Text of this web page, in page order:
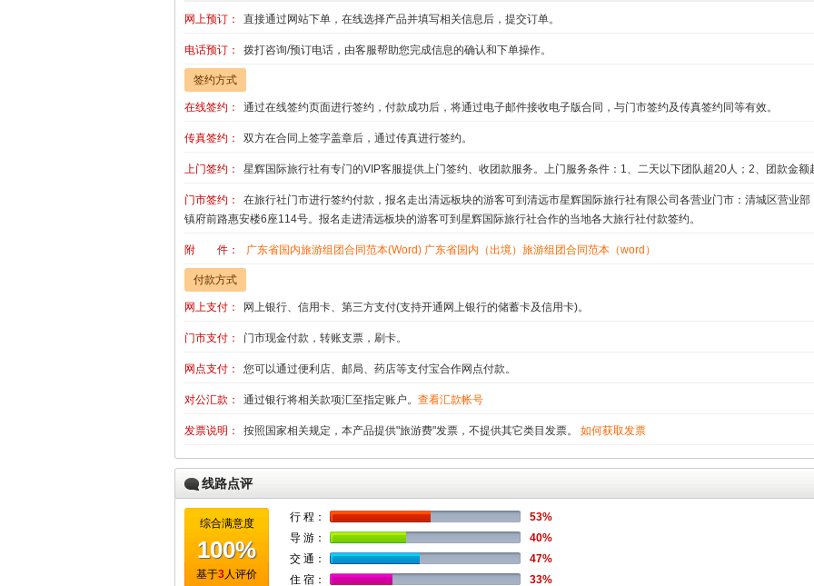
网上预订： 直接通过网站下单，在线选择产品并填写相关信息后，提交订单。
电话预订： 拨打咨询/预订电话，由客服帮助您完成信息的确认和下单操作。
签约方式
在线签约： 通过在线签约页面进行签约，付款成功后，将通过电子邮件接收电子版合同，与门市签约及传真签约同等有效。
传真签约： 双方在合同上签字盖章后，通过传真进行签约。
上门签约： 星辉国际旅行社有专门的VIP客服提供上门签约、收团款服务。上门服务条件：1、二天以下团队超20人；2、团款金
门市签约：
在旅行社门市进行签约付款，报名走出清远板块的游客可到清远市星辉国际旅行社有限公司各营业门市：清城区营业
镇府前路惠安楼6座114号。报名走进清远板块的游客可到星辉国际旅行社合作的当地各大旅行社付款签约。
附 件： 广东省国内旅游组团合同范本(Word) 广东省国内（出境）旅游组团合同范本（word）
付款方式
网上支付： 网上银行、信用卡、第三方支付(支持开通网上银行的储蓄卡及信用卡)。
门市支付： 门市现金付款，转账支票，刷卡。
网点支付： 您可以通过便利店、邮局、药店等支付宝合作网点付款。
对公汇款： 通过银行将相关款项汇至指定账户。 查看汇款帐号
发票说明： 按照国家相关规定，本产品提供"旅游费"发票，不提供其它类目发票。 如何获取发票
线路点评
综合满意度
100%
基于3人评价
行 程：
53%
导 游：
40%
交 通：
47%
住 宿：
33%